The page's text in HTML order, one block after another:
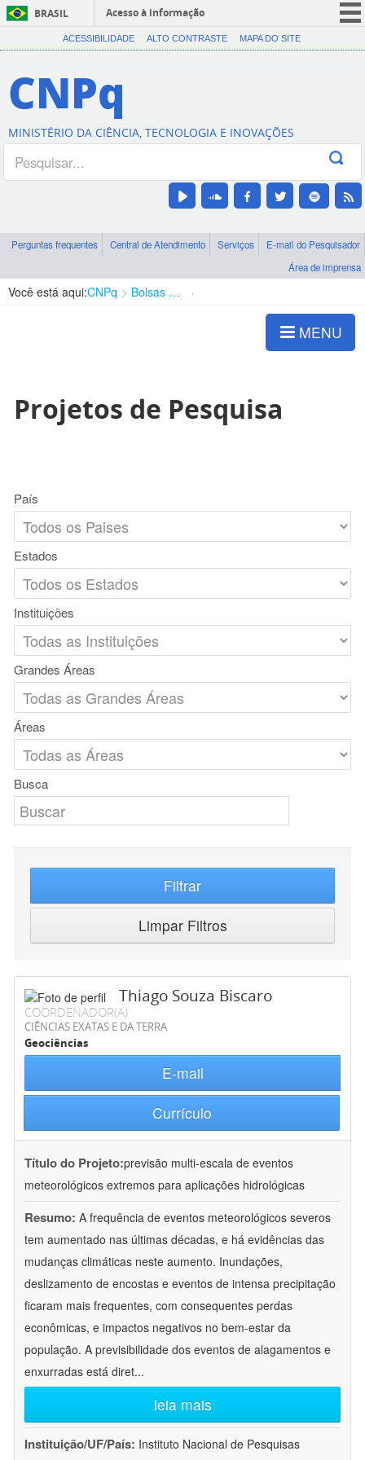
BRASIL
Acesso à informação
CORONAVÍRUS (COVID-19)
Canais
ACESSIBILIDADE ALTO CONTRASTE MAPA DO SITE
CNPq
MINISTÉRIO DA CIÊNCIA, TECNOLOGIA E INOVAÇÕES
Perguntas frequentes Central de Atendimento Serviços
E-mail do Pesquisador
Área de imprensa
Você está aqui:CNPq Bolsas e Auxílios Vigentes
MENU
Projetos de Pesquisa
País
Estados
Instituições
Grandes Áreas
Áreas
Busca
Filtrar
Limpar Filtros
Thiago Souza Biscaro
COORDENADOR(A)
CIÊNCIAS EXATAS E DA TERRA
Geociências
E-mail
Currículo
Título do Projeto:previsão multi-escala de eventos
meteorológicos extremos para aplicações hidrológicas
Resumo: A frequência de eventos meteorológicos severos
tem aumentado nas últimas décadas, e há evidências das
mudanças climáticas neste aumento. Inundações,
deslizamento de encostas e eventos de intensa precipitação
ficaram mais frequentes, com consequentes perdas
econômicas, e impactos negativos no bem-estar da
população. A previsibilidade dos eventos de alagamentos e
enxurradas está diret...
leia mais
Instituição/UF/País: Instituto Nacional de Pesquisas